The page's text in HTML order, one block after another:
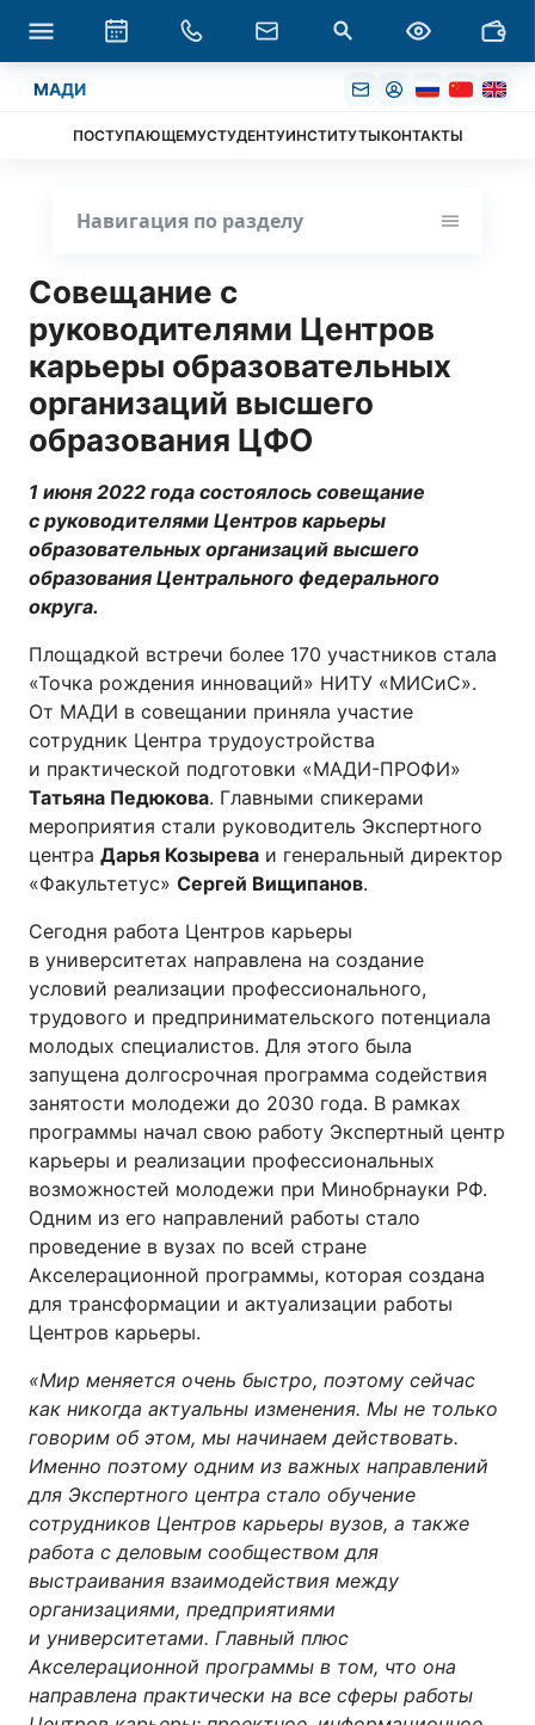
МАДИ
ПОСТУПАЮЩЕМУСТУДЕНТУИНСТИТУТЫКОНТАКТЫ
Совещание с
руководителями Центров
карьеры образовательных
организаций высшего
образования ЦФО
1 июня 2022 года состоялось совещание
с руководителями Центров карьеры
образовательных организаций высшего
образования Центрального федерального
округа.
Площадкой встречи более 170 участников стала
«Точка рождения инноваций» НИТУ «МИСиС».
От МАДИ в совещании приняла участие
сотрудник Центра трудоустройства
и практической подготовки «МАДИ-ПРОФИ»
Татьяна Педюкова. Главными спикерами
мероприятия стали руководитель Экспертного
центра Дарья Козырева и генеральный директор
«Факультетус» Сергей Вищипанов.
Сегодня работа Центров карьеры
в университетах направлена на создание
условий реализации профессионального,
трудового и предпринимательского потенциала
молодых специалистов. Для этого была
запущена долгосрочная программа содействия
занятости молодежи до 2030 года. В рамках
программы начал свою работу Экспертный центр
карьеры и реализации профессиональных
возможностей молодежи при Минобрнауки РФ.
Одним из его направлений работы стало
проведение в вузах по всей стране
Акселерационной программы, которая создана
для трансформации и актуализации работы
Центров карьеры.
«Мир меняется очень быстро, поэтому сейчас
как никогда актуальны изменения. Мы не только
говорим об этом, мы начинаем действовать.
Именно поэтому одним из важных направлений
для Экспертного центра стало обучение
сотрудников Центров карьеры вузов, а также
работа с деловым сообществом для
выстраивания взаимодействия между
организациями, предприятиями
и университетами. Главный плюс
Акселерационной программы в том, что она
направлена практически на все сферы работы
Навигация по разделу